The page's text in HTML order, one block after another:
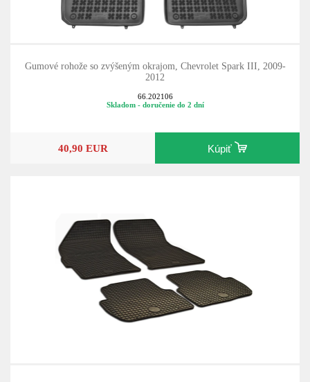
Gumové rohože so zvýšeným okrajom, Chevrolet Spark III, 2009-
2012
66.202106
Skladom - doručenie do 2 dní
40,90 EUR Kúpiť